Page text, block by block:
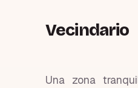
Vecindario
Una zona